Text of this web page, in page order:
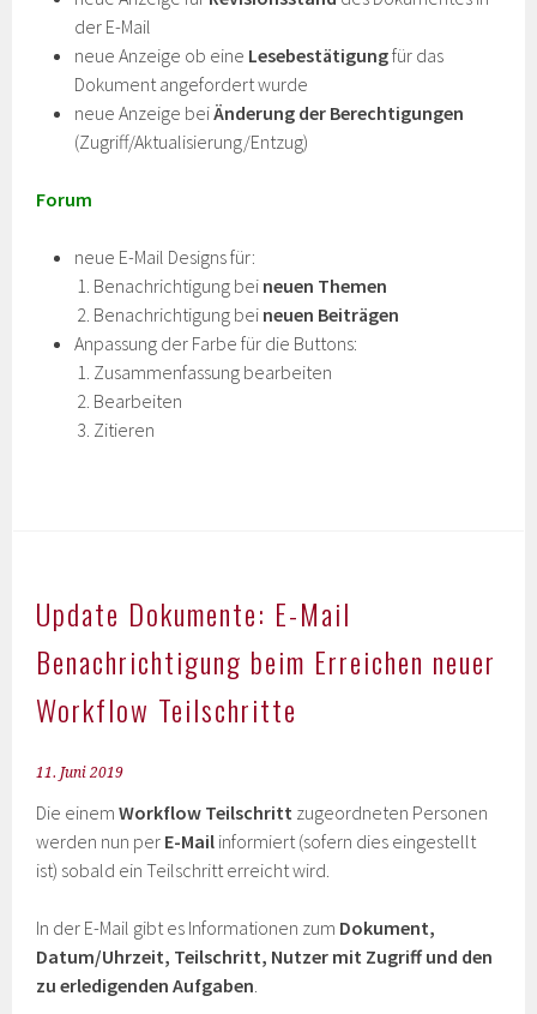
der E-Mail
neue Anzeige ob eine Lesebestätigungfür das
Dokument angefordert wurde
neue Anzeige beiÄnderung der Berechtigungen
(Zugriff/Aktualisierung/Entzug)
Forum
neue E-Mail Designs für:
Benachrichtigung bei neuen Themen
Benachrichtigung bei neuen Beiträgen
Anpassung der Farbe für die Buttons:
Zusammenfassung bearbeiten
Bearbeiten
Zitieren
Update Dokumente: E-Mail
Benachrichtigung beim Erreichen neuer
Workflow Teilschritte
11. Juni 2019
Die einemWorkflow Teilschritt zugeordneten Personen
werden nun per E-Mail informiert (sofern dies eingestellt
ist) sobald ein Teilschritt erreicht wird.
In der E-Mail gibt es Informationen zum Dokument,
Datum/Uhrzeit, Teilschritt, Nutzer mit Zugriff und den
zu erledigenden Aufgaben.